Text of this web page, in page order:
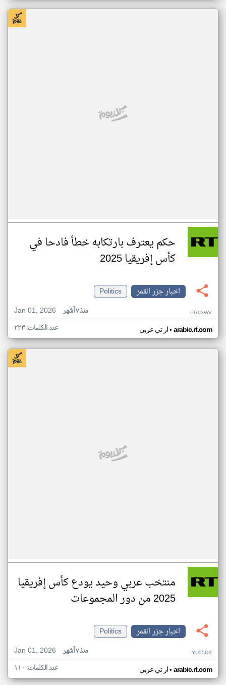
حكم يعترف بارتكابه خطأ فادحا في
كأس إفريقيا 2025
اخبار جزر القمر
Politics
Jan 01, 2026
منذ ٧ أشهر PG03WV
ار تي عربي• arabic.rt.com عدد الكلمات: ٢٢٣
منتخب عربي وحيد يودع كأس إفريقيا
2025 من دور المجموعات
اخبار جزر القمر
Politics
Jan 01, 2026
منذ ٧ أشهر YU55DX
ار تي عربي• arabic.rt.com عدد الكلمات: ١١٠